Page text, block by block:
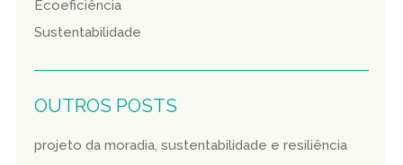
Ecoeficiência
Sustentabilidade
OUTROS POSTS
projeto da moradia, sustentabilidade e resiliência